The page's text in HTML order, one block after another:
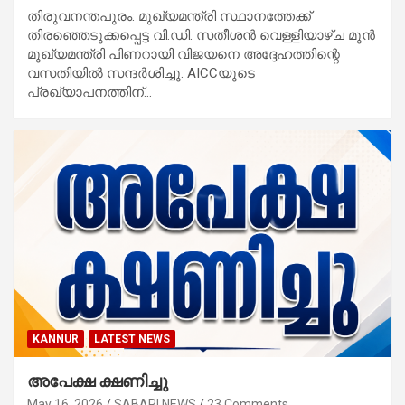
തിരുവനന്തപുരം: മുഖ്യമന്ത്രി സ്ഥാനത്തേക്ക്
തിരഞ്ഞെടുക്കപ്പെട്ട വി.ഡി. സതീശൻ വെള്ളിയാഴ്ച മുൻ
മുഖ്യമന്ത്രി പിണറായി വിജയനെ അദ്ദേഹത്തിന്റെ
വസതിയിൽ സന്ദർശിച്ചു. AICCയുടെ
പ്രഖ്യാപനത്തിന്…
KANNUR LATEST NEWS
അപേക്ഷ ക്ഷണിച്ചു